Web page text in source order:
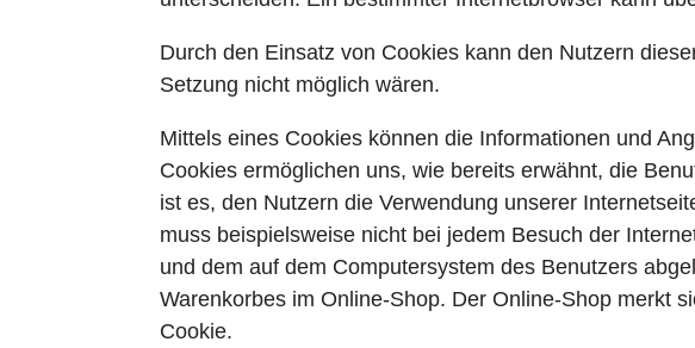
Durch den Einsatz von Cookies kann den Nutzern
Setzung nicht möglich wären.
Mittels eines Cookies können die Informationen und
Cookies ermöglichen uns, wie bereits erwähnt, die
ist es, den Nutzern die Verwendung unserer
muss beispielsweise nicht bei jedem Besuch der
und dem auf dem Computersystem des Benutzers
Warenkorbes im Online-Shop. Der Online-Shop merkt
Cookie.